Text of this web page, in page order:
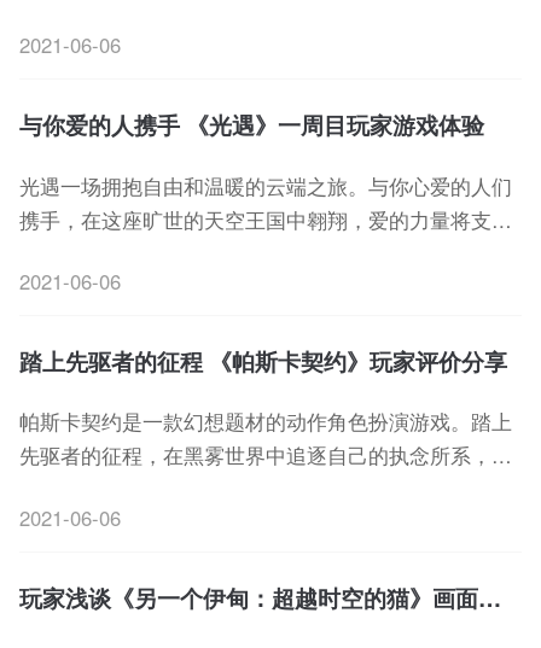
2021-06-06
与你爱的人携手 《光遇》一周目玩家游戏体验
光遇一场拥抱自由和温暖的云端之旅。与你心爱的人们
携手，在这座旷世的天空王国中翱翔，爱的力量将支持
2021-06-06
踏上先驱者的征程 《帕斯卡契约》玩家评价分享
帕斯卡契约是一款幻想题材的动作角色扮演游戏。踏上
先驱者的征程，在黑雾世界中追逐自己的执念所系，寻
这款游戏玩家的一些评价分享吧~
2021-06-06
玩家浅谈《另一个伊甸：超越时空的猫》画面和音乐